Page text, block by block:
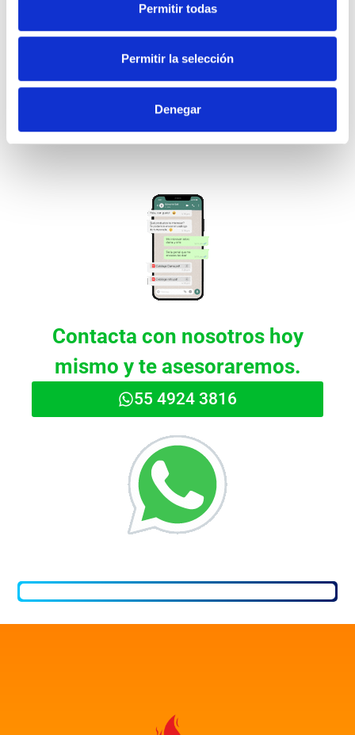
Permitir todas
Permitir la selección
Denegar
VALKO
Contacta con nosotros hoy
mismo y te asesoraremos.
55 4924 3816